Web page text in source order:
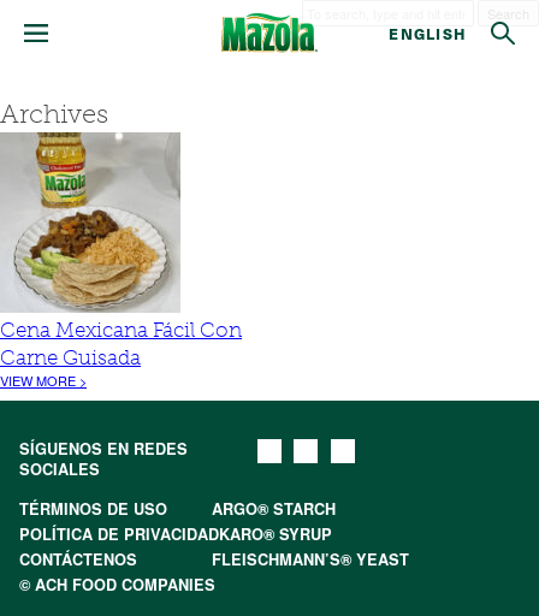
ENGLISH
Archives
Cena Mexicana Fácil Con
Carne Guisada
VIEW MORE >
SÍGUENOS EN REDES
SOCIALES
TÉRMINOS DE USO
ARGO® STARCH
POLÍTICA DE PRIVACIDADKARO® SYRUP
CONTÁCTENOS
FLEISCHMANN’S® YEAST
© ACH FOOD COMPANIES